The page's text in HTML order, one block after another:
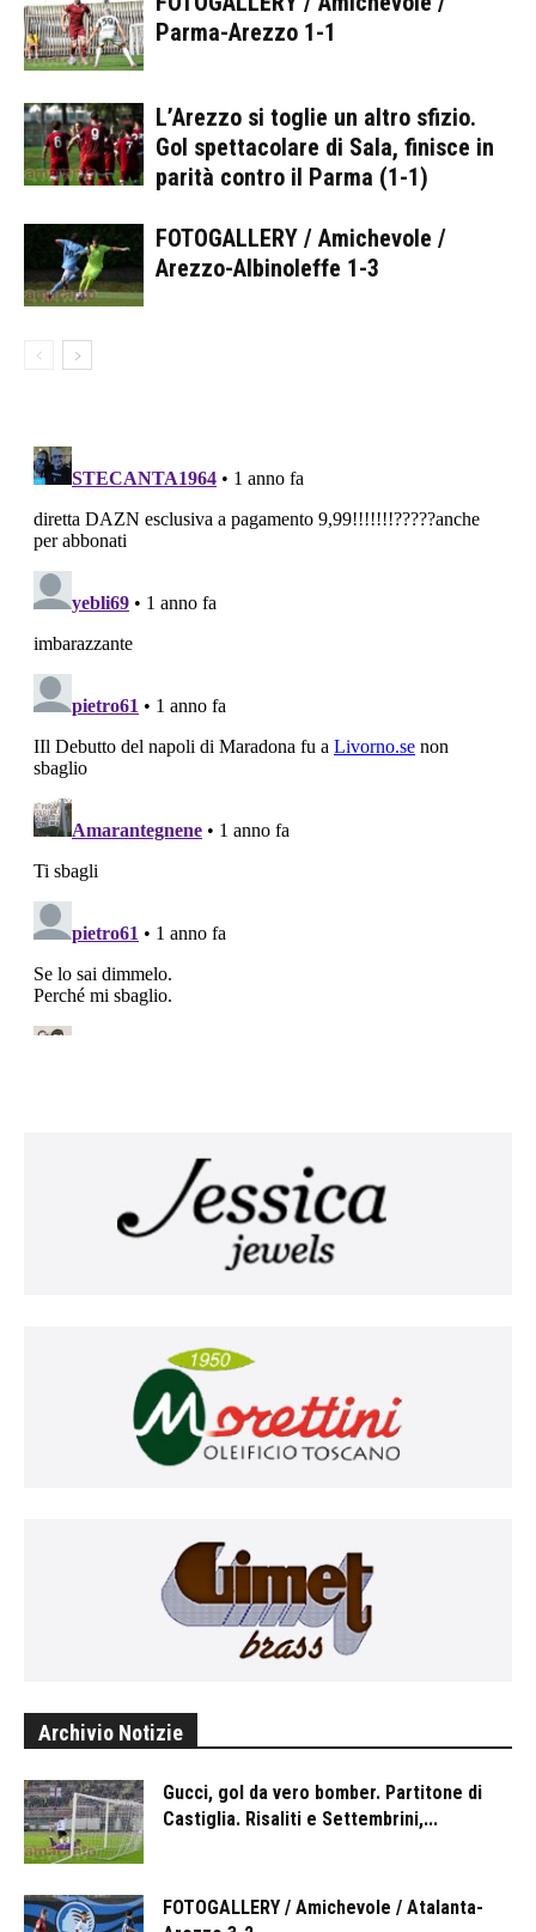
Parma-Arezzo 1-1
L’Arezzo si toglie un altro sfizio.
Gol spettacolare di Sala, finisce in
parità contro il Parma (1-1)
FOTOGALLERY / Amichevole /
Arezzo-Albinoleffe 1-3
Archivio Notizie
Gucci, gol da vero bomber. Partitone di
Castiglia. Risaliti e Settembrini,...
FOTOGALLERY / Amichevole / Atalanta-